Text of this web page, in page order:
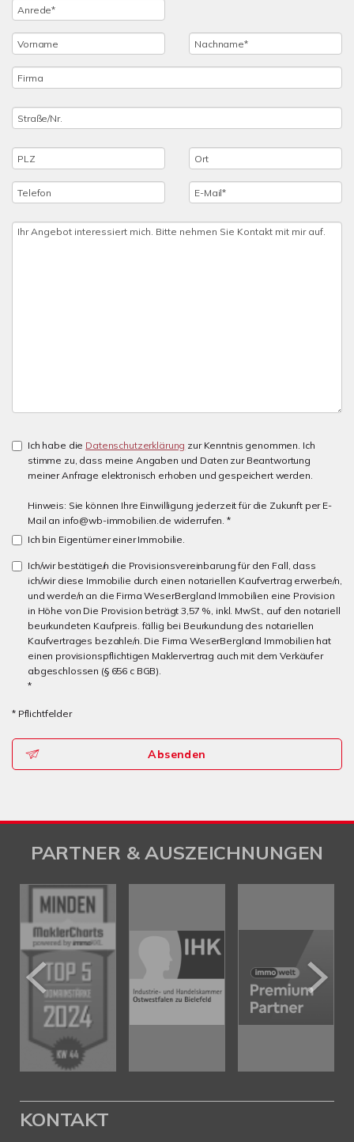
Ich habe die Datenschutzerklärung zur Kenntnis genommen. Ich
stimme zu, dass meine Angaben und Daten zur Beantwortung
meiner Anfrage elektronisch erhoben und gespeichert werden.
Hinweis: Sie können Ihre Einwilligung jederzeit für die Zukunft per E-
Mail an info@wb-immobilien.de widerrufen. *
Ich bin Eigentümer einer Immobilie.
Ich/wir bestätige/n die Provisionsvereinbarung für den Fall, dass
ich/wir diese Immobilie durch einen notariellen Kaufvertrag erwerbe/n,
und werde/n an die Firma WeserBergland Immobilien eine Provision
in Höhe von Die Provision beträgt 3,57 %, inkl. MwSt., auf den notariell
beurkundeten Kaufpreis. fällig bei Beurkundung des notariellen
Kaufvertrages bezahle/n. Die Firma WeserBergland Immobilien hat
einen provisionspflichtigen Maklervertrag auch mit dem Verkäufer
abgeschlossen (§ 656 c BGB).
*
* Pflichtfelder
Absenden
PARTNER & AUSZEICHNUNGEN
KONTAKT